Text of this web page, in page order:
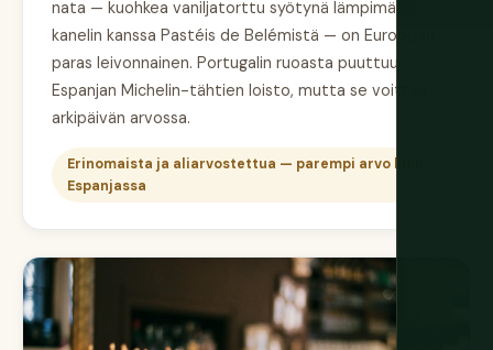
nata — kuohkea vaniljatorttu syötynä lämpimänä
kanelin kanssa Pastéis de Belémistä — on Euroopan
paras leivonnainen. Portugalin ruoasta puuttuu
Espanjan Michelin-tähtien loisto, mutta se voittaa
arkipäivän arvossa.
Erinomaista ja aliarvostettua — parempi arvo kuin
Espanjassa